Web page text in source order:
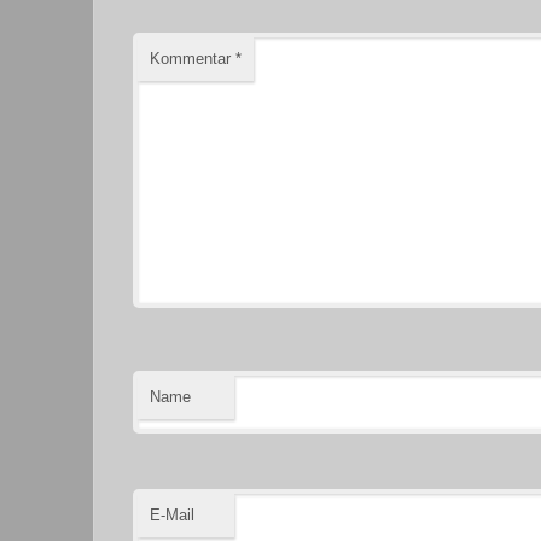
Kommentar *
Name
E-Mail